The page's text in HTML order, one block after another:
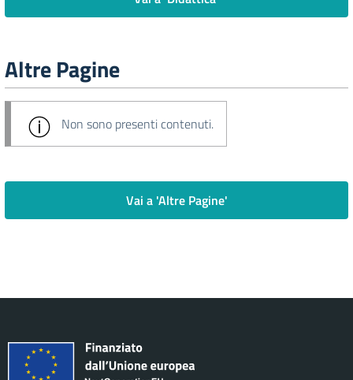
Altre Pagine
Non sono presenti contenuti.
Vai a 'Altre Pagine'